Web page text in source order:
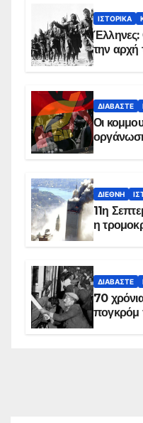
ΙΣΤΟΡΙΚΆ
Έλληνες:
την αρχή
ΔΙΑΒΆΣΤΕ
Οι
ΔΙΕΘΝΉ
11η
η
ΔΙΑΒΆΣΤΕ
70
πογκρόμ